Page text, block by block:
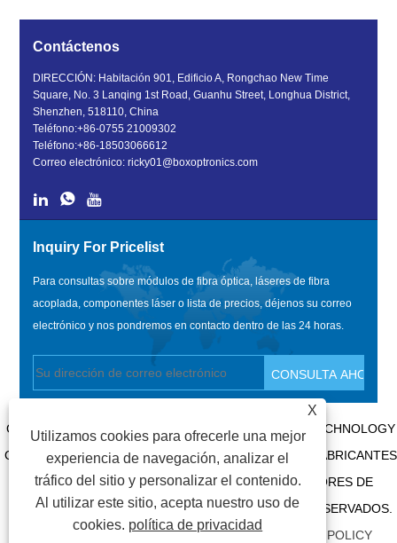
Contáctenos
DIRECCIÓN: Habitación 901, Edificio A, Rongchao New Time
Square, No. 3 Lanqing 1st Road, Guanhu Street, Longhua District,
Shenzhen, 518110, China
Teléfono:+86-0755 21009302
Teléfono:+86-18503066612
Correo electrónico:ricky01@boxoptronics.com
Inquiry For Pricelist
Para consultas sobre módulos de fibra óptica, láseres de fibra
acoplada, componentes láser o lista de precios, déjenos su correo
electrónico y nos pondremos en contacto dentro de las 24 horas.
COPYRIGHT @ 2020 SHENZHEN BOX OPTRONICS TECHNOLOGY
CO., LTD. - MÓDULOS DE FIBRA ÓPTICA DE CHINA, FABRICANTES
DE LÁSERES ACOPLADOS DE FIBRA Y PROVEEDORES DE
COMPONENTES LÁSER. TODOS LOS DERECHOS RESERVADOS.
SITEMAP|RSS|XML| PRIVACY POLICY
X
Utilizamos cookies para ofrecerle una mejor
experiencia de navegación, analizar el
tráfico del sitio y personalizar el contenido.
Al utilizar este sitio, acepta nuestro uso de
cookies. política de privacidad